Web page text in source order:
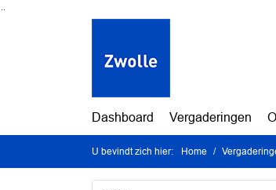
Ga naar de inhoud van deze pagina
Ga naar het zoeken
Ga naar het menu
Dashboard Vergaderingen
U bevindt zich hier: Home